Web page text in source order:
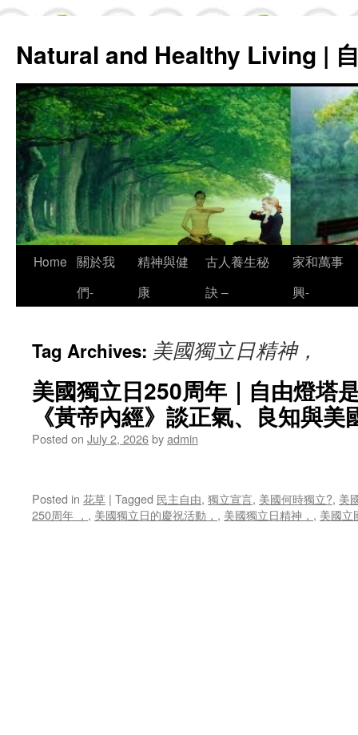
Natural and Healthy Living |
Skip
Home 關於我
們-
精神與健
康
古人養生秘
訣 –
家和萬事
興-
Tag Archives: 美國獨立日精神，
美國獨立日250周年｜自由燈塔
《黃帝內經》談正氣、良知與美
Posted on July 2, 2026byadmin
Posted in 花草 | Tagged 民主自由, 獨立宣言, 美國何時獨立?, 美
250周年 ， , 美國獨立日的慶祝活動， , 美國獨立日精神， , 美國立